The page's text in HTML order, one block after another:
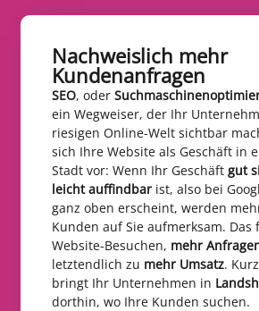
Nachweislich mehr
Kundenanfragen​
SEO, oder
ein Wegweiser, der Ihr
riesigen Online-Welt sichtbar
sich Ihre Website als Geschäft in
Stadt vor: Wenn Ihr Geschäft gut
leicht auffindbar ist, also bei
ganz oben erscheint, werden
Kunden auf Sie aufmerksam.
Website-Besuchen, mehr
letztendlich zu mehr Umsatz.
bringt Ihr Unternehmen in
dorthin, wo Ihre Kunden suchen.